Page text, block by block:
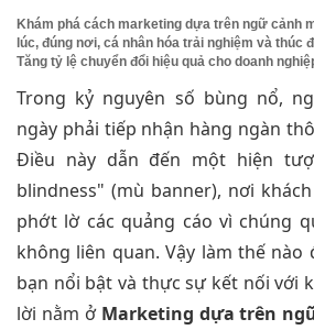
Khám phá cách marketing dựa trên ngữ cảnh
lúc, đúng nơi, cá nhân hóa trải nghiệm và thúc
Tăng tỷ lệ chuyển đổi hiệu quả cho doanh
Trong kỷ nguyên số bùng nổ,
ngày phải tiếp nhận hàng ngàn
Điều này dẫn đến một hiện
blindness" (mù banner), nơi
phớt lờ các quảng cáo vì chúng
không liên quan. Vậy làm thế nào
bạn nổi bật và thực sự kết nối với
lời nằm ở Marketing dựa trên